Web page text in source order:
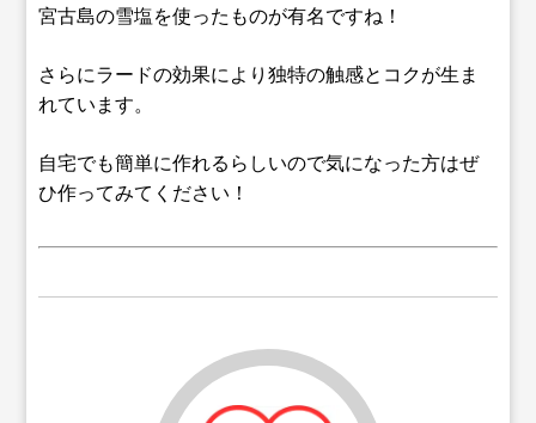
宮古島の雪塩を使ったものが有名ですね！
さらにラードの効果により独特の触感とコクが生ま
れています。
自宅でも簡単に作れるらしいので気になった方はぜ
ひ作ってみてください！